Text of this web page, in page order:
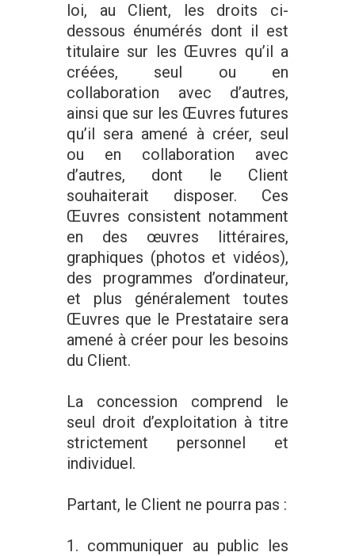
loi, au Client, les droits ci-
dessous énumérés dont il est
titulaire sur les Œuvres qu’il a
créées, seul ou en
collaboration avec d’autres,
ainsi que sur les Œuvres futures
qu’il sera amené à créer, seul
ou en collaboration avec
d’autres, dont le Client
souhaiterait disposer. Ces
Œuvres consistent notamment
en des œuvres littéraires,
graphiques (photos et vidéos),
des programmes d’ordinateur,
et plus généralement toutes
Œuvres que le Prestataire sera
amené à créer pour les besoins
du Client.
La concession comprend le
seul droit d’exploitation à titre
strictement personnel et
individuel.
Partant, le Client ne pourra pas :
1. communiquer au public les